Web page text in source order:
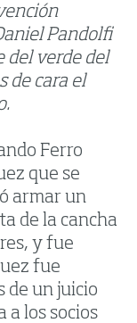
Pandolfi
del verde del
de cara el
Ferro
que se
armar un
de la cancha
y fue
fue
de un juicio
a los socios